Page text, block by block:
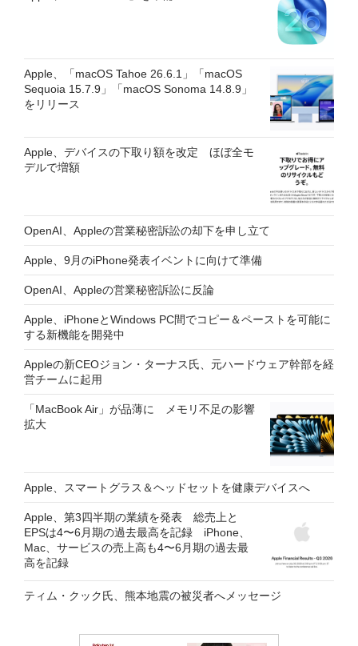
Apple、「macOS Tahoe 26.6.1」「macOS
Sequoia 15.7.9」「macOS Sonoma 14.8.9」
をリリース
Apple、デバイスの下取り額を改定 ほぼ全モ
デルで増額
OpenAI、Appleの営業秘密訴訟の却下を申し立て
Apple、9月のiPhone発表イベントに向けて準備
OpenAI、Appleの営業秘密訴訟に反論
Apple、iPhoneとWindows PC間でコピー＆ペーストを可能に
する新機能を開発中
Appleの新CEOジョン・ターナス氏、元ハードウェア幹部を経
営チームに起用
「MacBook Air」が品薄に メモリ不足の影響
拡大
Apple、スマートグラス＆ヘッドセットを健康デバイスへ
Apple、第3四半期の業績を発表 総売上と
EPSは4〜6月期の過去最高を記録 iPhone、
Mac、サービスの売上高も4〜6月期の過去最
高を記録
ティム・クック氏、熊本地震の被災者へメッセージ